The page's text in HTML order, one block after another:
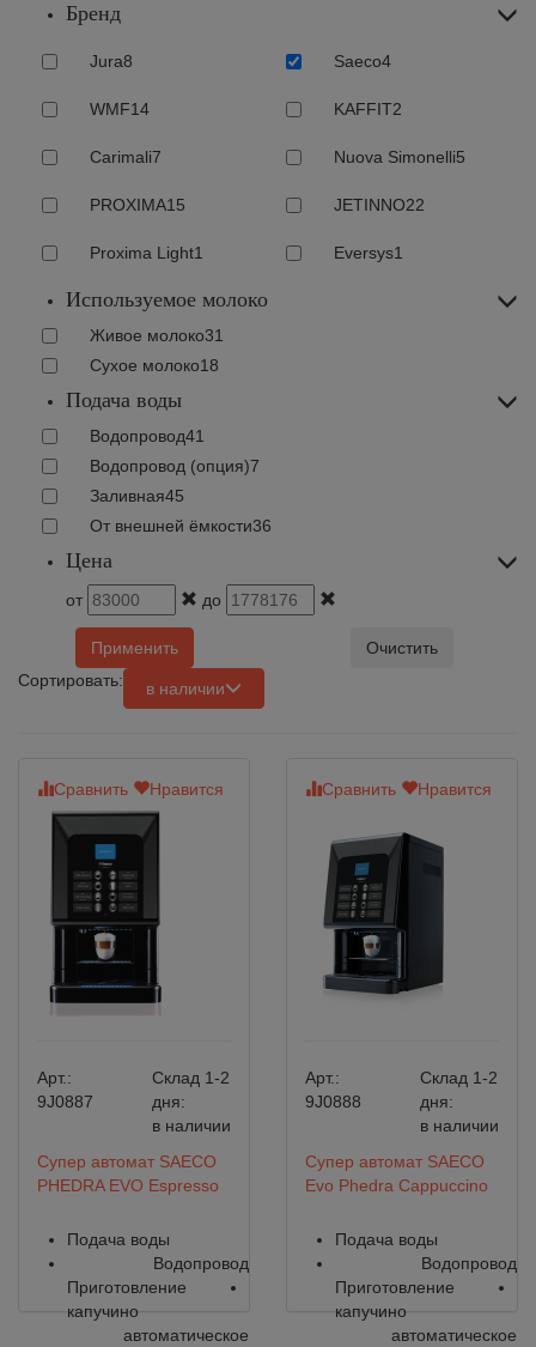
Бренд
Jura8 Saeco4
WMF14 KAFFIT2
Carimali7 Nuova Simonelli5
PROXIMA15 JETINNO22
Proxima Light1 Eversys1
Используемое молоко
Живое молоко31
Сухое молоко18
Подача воды
Водопровод41
Водопровод (опция)7
Заливная45
От внешней ёмкости36
Цена
от до
Применить
Очистить
Сортировать:
в наличии
Сравнить Нравится
Арт.:
9J0887
Склад 1-2
дня:
в наличии
Супер автомат SAECO
PHEDRA EVO Espresso
Подача воды
Водопровод
Приготовление
капучино
автоматическое
Сравнить Нравится
Арт.:
9J0888
Склад 1-2
дня:
в наличии
Супер автомат SAECO
Evo Phedra Cappuccino
Подача воды
Водопровод
Приготовление
капучино
автоматическое